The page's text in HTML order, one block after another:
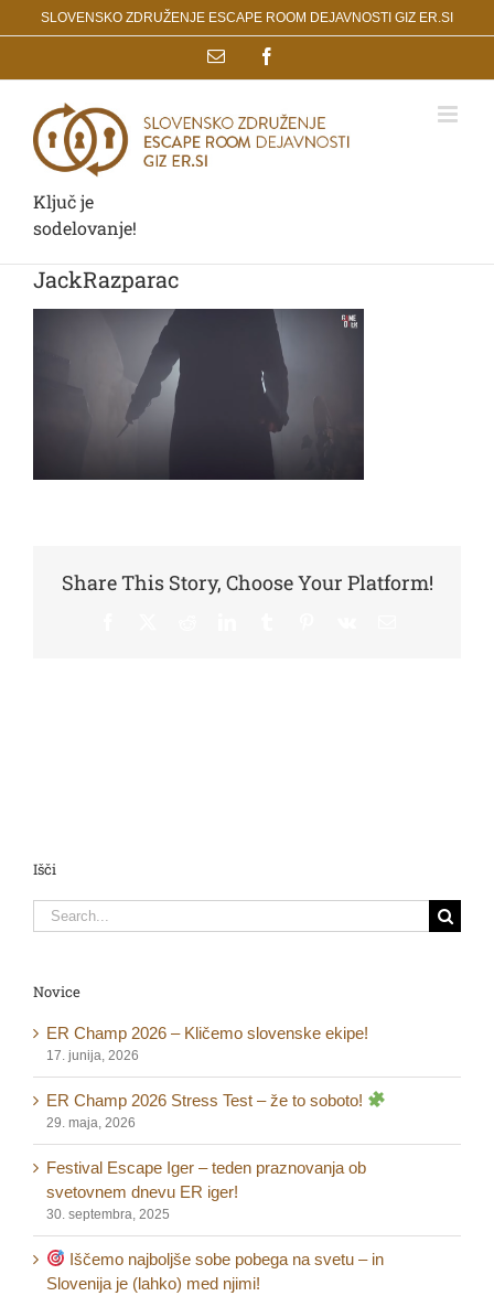
to
SLOVENSKO ZDRUŽENJE ESCAPE ROOM DEJAVNOSTI GIZ ER.SI
Email
Ključ je
sodelovanje!
JackRazparac
Share This Story, Choose Your Platform!
Išči
Search
for:
Novice
ER Champ 2026 – Kličemo slovenske ekipe!
17. junija, 2026
ER Champ 2026 Stress Test – že to soboto!
29. maja, 2026
Festival Escape Iger – teden praznovanja ob
svetovnem dnevu ER iger!
30. septembra, 2025
Iščemo najboljše sobe pobega na svetu – in
Slovenija je (lahko) med njimi!